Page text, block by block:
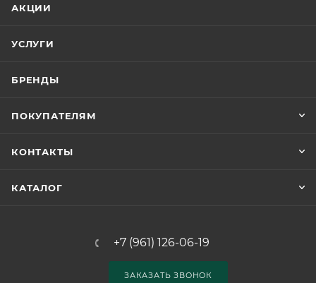
АКЦИИ
УСЛУГИ
БРЕНДЫ
ПОКУПАТЕЛЯМ
КОНТАКТЫ
КАТАЛОГ
+7 (961) 126-06-19
ЗАКАЗАТЬ ЗВОНОК